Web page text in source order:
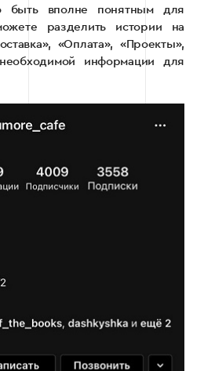
быть вполне понятным для
разделить истории на
«Оплата», «Проекты»,
информации для